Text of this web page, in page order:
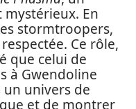
En
stormtroopers,
Ce rôle,
que celui de
à Gwendoline
un univers de
et de montrer